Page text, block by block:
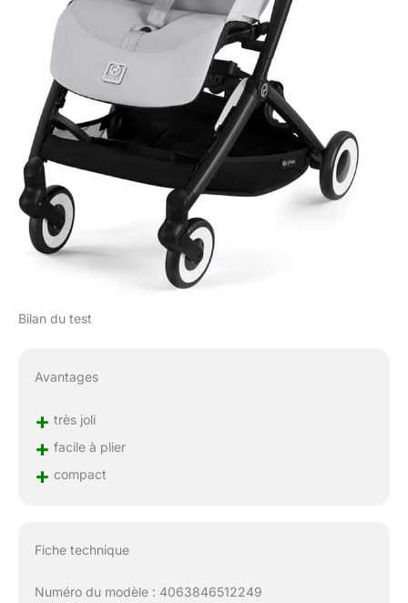
Bilan du test
Avantages
+ très joli
+ facile à plier
+ compact
Fiche technique
Numéro du modèle : 4063846512249